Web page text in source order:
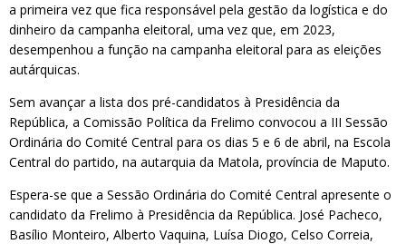
a primeira vez que fica responsável pela gestão da logística e do
dinheiro da campanha eleitoral, uma vez que, em 2023,
desempenhou a função na campanha eleitoral para as eleições
autárquicas.
Sem avançar a lista dos pré-candidatos à Presidência da
República, a Comissão Política da Frelimo convocou a III Sessão
Ordinária do Comité Central para os dias 5 e 6 de abril, na Escola
Central do partido, na autarquia da Matola, província de Maputo.
Espera-se que a Sessão Ordinária do Comité Central apresente o
candidato da Frelimo à Presidência da República. José Pacheco,
Basílio Monteiro, Alberto Vaquina, Luísa Diogo, Celso Correia,